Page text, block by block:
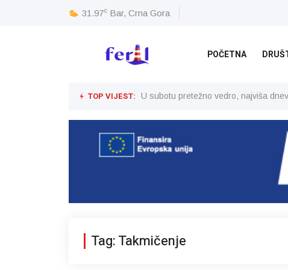
31.97c Bar, Crna Gora
POČETNA
TOP VIJEST: U subotu pretežno vedro, najviša
Tag: Takmičenje